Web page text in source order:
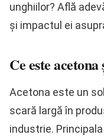
unghiilor? Află
și impactul ei
Ce este
Acetona este un
scară largă în
industrie.